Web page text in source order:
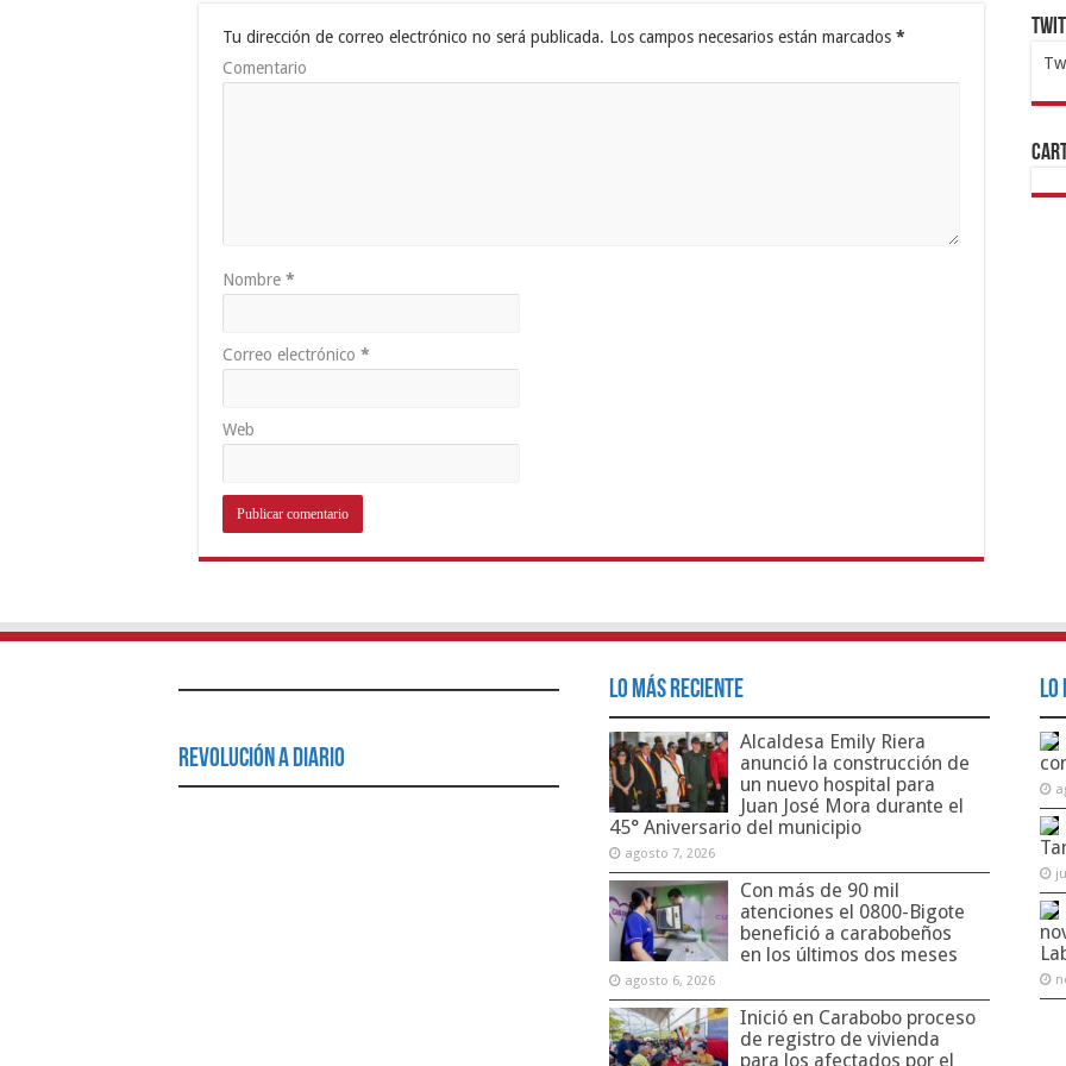
Tu dirección de correo electrónico no será publicada. Los campos necesarios están marcados *
Comentario
Nombre *
Correo electrónico *
Web
Revolución a Diario
Lo Más Reciente
Alcaldesa Emily Riera
anunció la construcción de
un nuevo hospital para
Juan José Mora durante el
45° Aniversario del municipio
agosto 7, 2026
Con más de 90 mil
atenciones el 0800-Bigote
benefició a carabobeños
en los últimos dos meses
agosto 6, 2026
Inició en Carabobo proceso
de registro de vivienda
para los afectados por el
Lo